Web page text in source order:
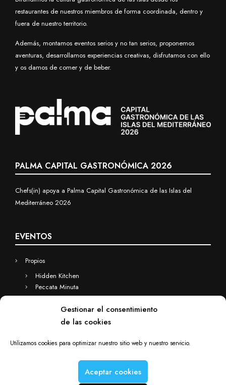
Gestionar el consentimiento
de las cookies
Utilizamos cookies para optimizar nuestro sitio web y nuestro servicio.
Aceptar cookies
restaurantes de nuestros miembros de forma coordinada, dentro y
fuera de nuestro territorio.
Además, montamos eventos serios y no tan serios, proponemos
aventuras, desarrollamos experiencias creativas, disfrutamos con ello
y os damos de comer y de beber.
PALMA CAPITAL GASTRONÓMICA 2026
Chefs(in) apoya a Palma Capital Gastronómica de las Islas del
Mediterráneo 2026
EVENTOS
Propios
Hidden Kitchen
Peccata Minuta
Hidden Kitchen Business